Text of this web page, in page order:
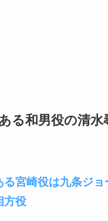
る和男役の清水
る宮崎役は九条ジ
方役